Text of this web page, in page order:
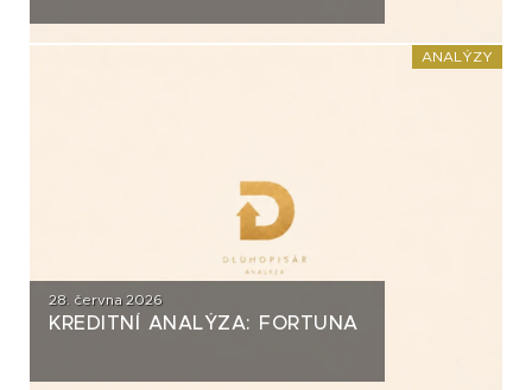
ANALÝZY
28. června 2026
KREDITNÍ ANALÝZA: FORTUNA